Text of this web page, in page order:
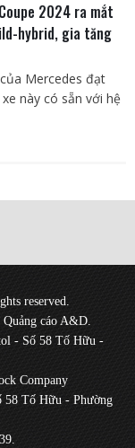
2024 ra mắt
hybrid, gia tăng
Mercedes đạt
này có sẵn với hệ
reserved.
Quảng cáo A&D.
- Số 58 Tố Hữu -
Company
58 Tố Hữu - Phường